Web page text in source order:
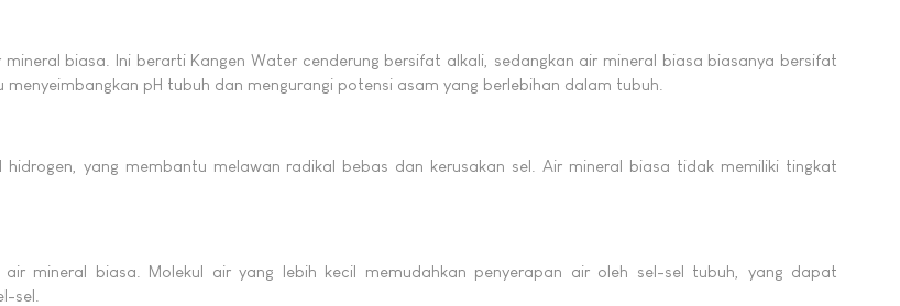
biasa. Ini berarti Kangen Water cenderung bersifat alkali, sedangkan air mineral biasa biasanya bersifat
pH tubuh dan mengurangi potensi asam yang berlebihan dalam tubuh.
yang membantu melawan radikal bebas dan kerusakan sel. Air mineral biasa tidak memiliki tingkat
mineral biasa. Molekul air yang lebih kecil memudahkan penyerapan air oleh sel-sel tubuh, yang dapat
sel.